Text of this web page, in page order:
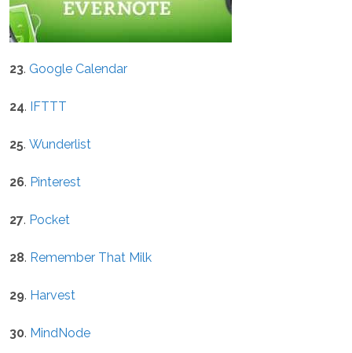
23. Google Calendar
24. IFTTT
25. Wunderlist
26. Pinterest
27. Pocket
28. Remember That Milk
29. Harvest
30. MindNode